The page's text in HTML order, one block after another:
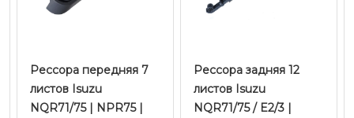
Рессора передняя 7
листов Isuzu
NQR71/75 | NPR75 |
Рессора задняя 12
листов Isuzu
NQR71/75 / E2/3 |